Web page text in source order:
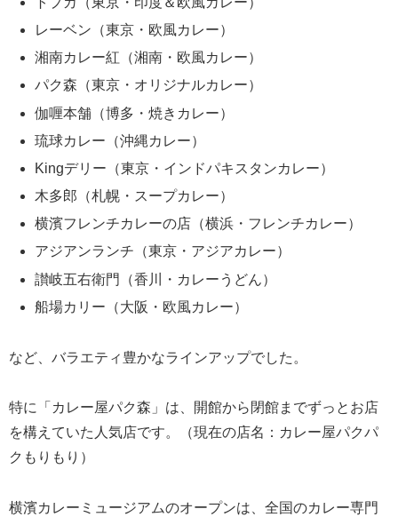
レーベン（東京・欧風カレー）
湘南カレー紅（湘南・欧風カレー）
パク森（東京・オリジナルカレー）
伽喱本舗（博多・焼きカレー）
琉球カレー（沖縄カレー）
Kingデリー（東京・インドパキスタンカレー）
木多郎（札幌・スープカレー）
横濱フレンチカレーの店（横浜・フレンチカレー）
アジアンランチ（東京・アジアカレー）
讃岐五右衛門（香川・カレーうどん）
船場カリー（大阪・欧風カレー）
など、バラエティ豊かなラインアップでした。
特に「カレー屋パク森」は、開館から閉館までずっとお店
を構えていた人気店です。（現在の店名：カレー屋パクパ
クもりもり）
横濱カレーミュージアムのオープンは、全国のカレー専門